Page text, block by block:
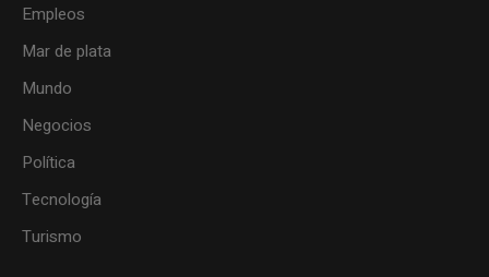
Empleos
Mar de plata
Mundo
Negocios
Política
Tecnología
Turismo